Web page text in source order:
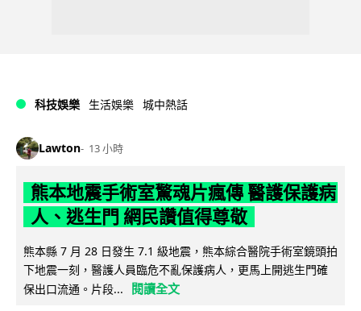
科技娛樂 生活娛樂 城中熱話
Lawton 13 小時
熊本地震手術室驚魂片瘋傳 醫護保護病
人、逃生門 網民讚值得尊敬
熊本縣 7 月 28 日發生 7.1 級地震，熊本綜合醫院手術室鏡頭拍
下地震一刻，醫護人員臨危不亂保護病人，更馬上開逃生門確
保出口流通。片段...
閱讀全文